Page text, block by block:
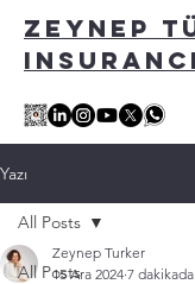
ZEYNEP
Yazı
All Posts
All Posts
Zeynep Turker
15 Ara 2024 7